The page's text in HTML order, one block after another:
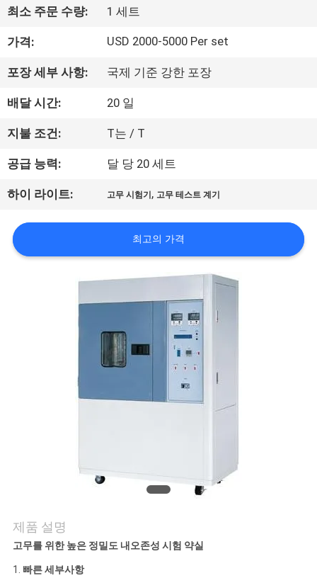
하
여
공
장
여
행
요
뉴
최소 주문 수량: 1 세트
가격: USD 2000-5000 Per set
포장 세부 사항: 국제 기준 강한 포장
배달 시간: 20 일
지불 조건: T는 / T
공급 능력: 달 당 20 세트
하이 라이트: 고무 시험기 , 고무 테스트 계기
최고의 가격
제품 설명
고무를 위한 높은 정밀도 내오존성 시험 약실
1. 빠른 세부사항